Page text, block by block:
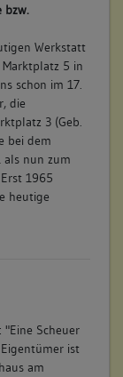
bzw.
Werkstatt
Marktplatz 5 in
schon im 17.
die
3 (Geb.
bei dem
als nun zum
1965
heutige
"Eine Scheuer
ist
am